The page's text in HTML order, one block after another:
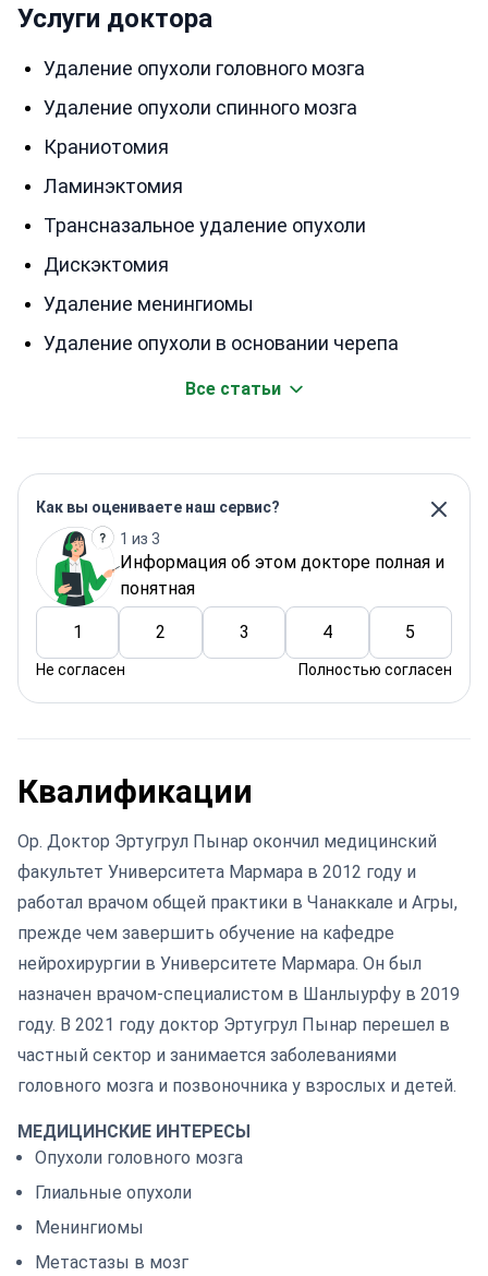
Услуги доктора
Удаление опухоли головного мозга
Удаление опухоли спинного мозга
Краниотомия
Ламинэктомия
Трансназальное удаление опухоли
Дискэктомия
Удаление менингиомы
Удаление опухоли в основании черепа
Все статьи
Как вы оцениваете наш сервис?
1 из 3
Информация об этом докторе полная и
понятная
1 2 3 4 5
Не согласен Полностью согласен
Квалификации
Op. Доктор Эртугрул Пынар окончил медицинский
факультет Университета Мармара в 2012 году и
работал врачом общей практики в Чанаккале и Агры,
прежде чем завершить обучение на кафедре
нейрохирургии в Университете Мармара. Он был
назначен врачом-специалистом в Шанлыурфу в 2019
году. В 2021 году доктор Эртугрул Пынар перешел в
частный сектор и занимается заболеваниями
головного мозга и позвоночника у взрослых и детей.
МЕДИЦИНСКИЕ ИНТЕРЕСЫ
Опухоли головного мозга
Глиальные опухоли
Менингиомы
Метастазы в мозг